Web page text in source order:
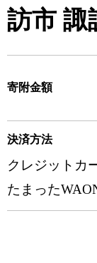
訪市 諏
寄附金額
決済方法
クレジットカ
たまった